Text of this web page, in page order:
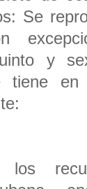
Se
y
tiene
los